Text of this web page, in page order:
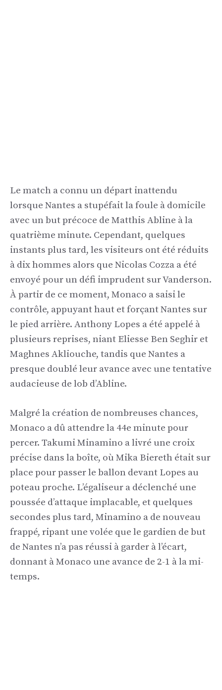
Le match a connu un départ inattendu
lorsque Nantes a stupéfait la foule à domicile
avec un but précoce de Matthis Abline à la
quatrième minute. Cependant, quelques
instants plus tard, les visiteurs ont été réduits
à dix hommes alors que Nicolas Cozza a été
envoyé pour un défi imprudent sur Vanderson.
À partir de ce moment, Monaco a saisi le
contrôle, appuyant haut et forçant Nantes sur
le pied arrière. Anthony Lopes a été appelé à
plusieurs reprises, niant Eliesse Ben Seghir et
Maghnes Akliouche, tandis que Nantes a
presque doublé leur avance avec une tentative
audacieuse de lob d’Abline.
Malgré la création de nombreuses chances,
Monaco a dû attendre la 44e minute pour
percer. Takumi Minamino a livré une croix
précise dans la boîte, où Mika Biereth était sur
place pour passer le ballon devant Lopes au
poteau proche. L’égaliseur a déclenché une
poussée d’attaque implacable, et quelques
secondes plus tard, Minamino a de nouveau
frappé, ripant une volée que le gardien de but
de Nantes n’a pas réussi à garder à l’écart,
donnant à Monaco une avance de 2-1 à la mi-
temps.